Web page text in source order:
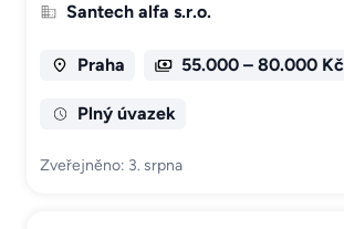
Santech alfa s.r.o.
Praha 55.000 – 80.000 Kč
Plný úvazek
Zveřejněno: 3. srpna